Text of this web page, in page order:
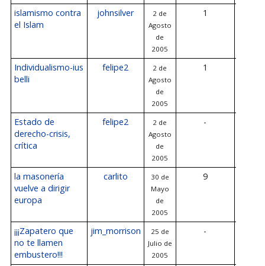
islamismo contra
el Islam
johnsilver
2 de
Agosto
de
2005
1
Individualismo-ius
belli
felipe2
2 de
Agosto
de
2005
1
Estado de
derecho-crisis,
crítica
felipe2
2 de
Agosto
de
2005
-
la masonería
vuelve a dirigir
europa
carlito
30 de
Mayo
de
2005
9
¡¡¡Zapatero que
no te llamen
embustero!!!
jim_morrison
25 de
Julio de
2005
-